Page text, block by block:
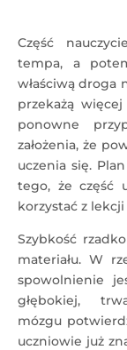
Część
tempa, a
właściwą droga
przekażą
ponowne
założenia, że
uczenia się.
tego, że część
korzystać z
Szybkość
materiału. W
spowolnienie
głębokiej,
mózgu
uczniowie już